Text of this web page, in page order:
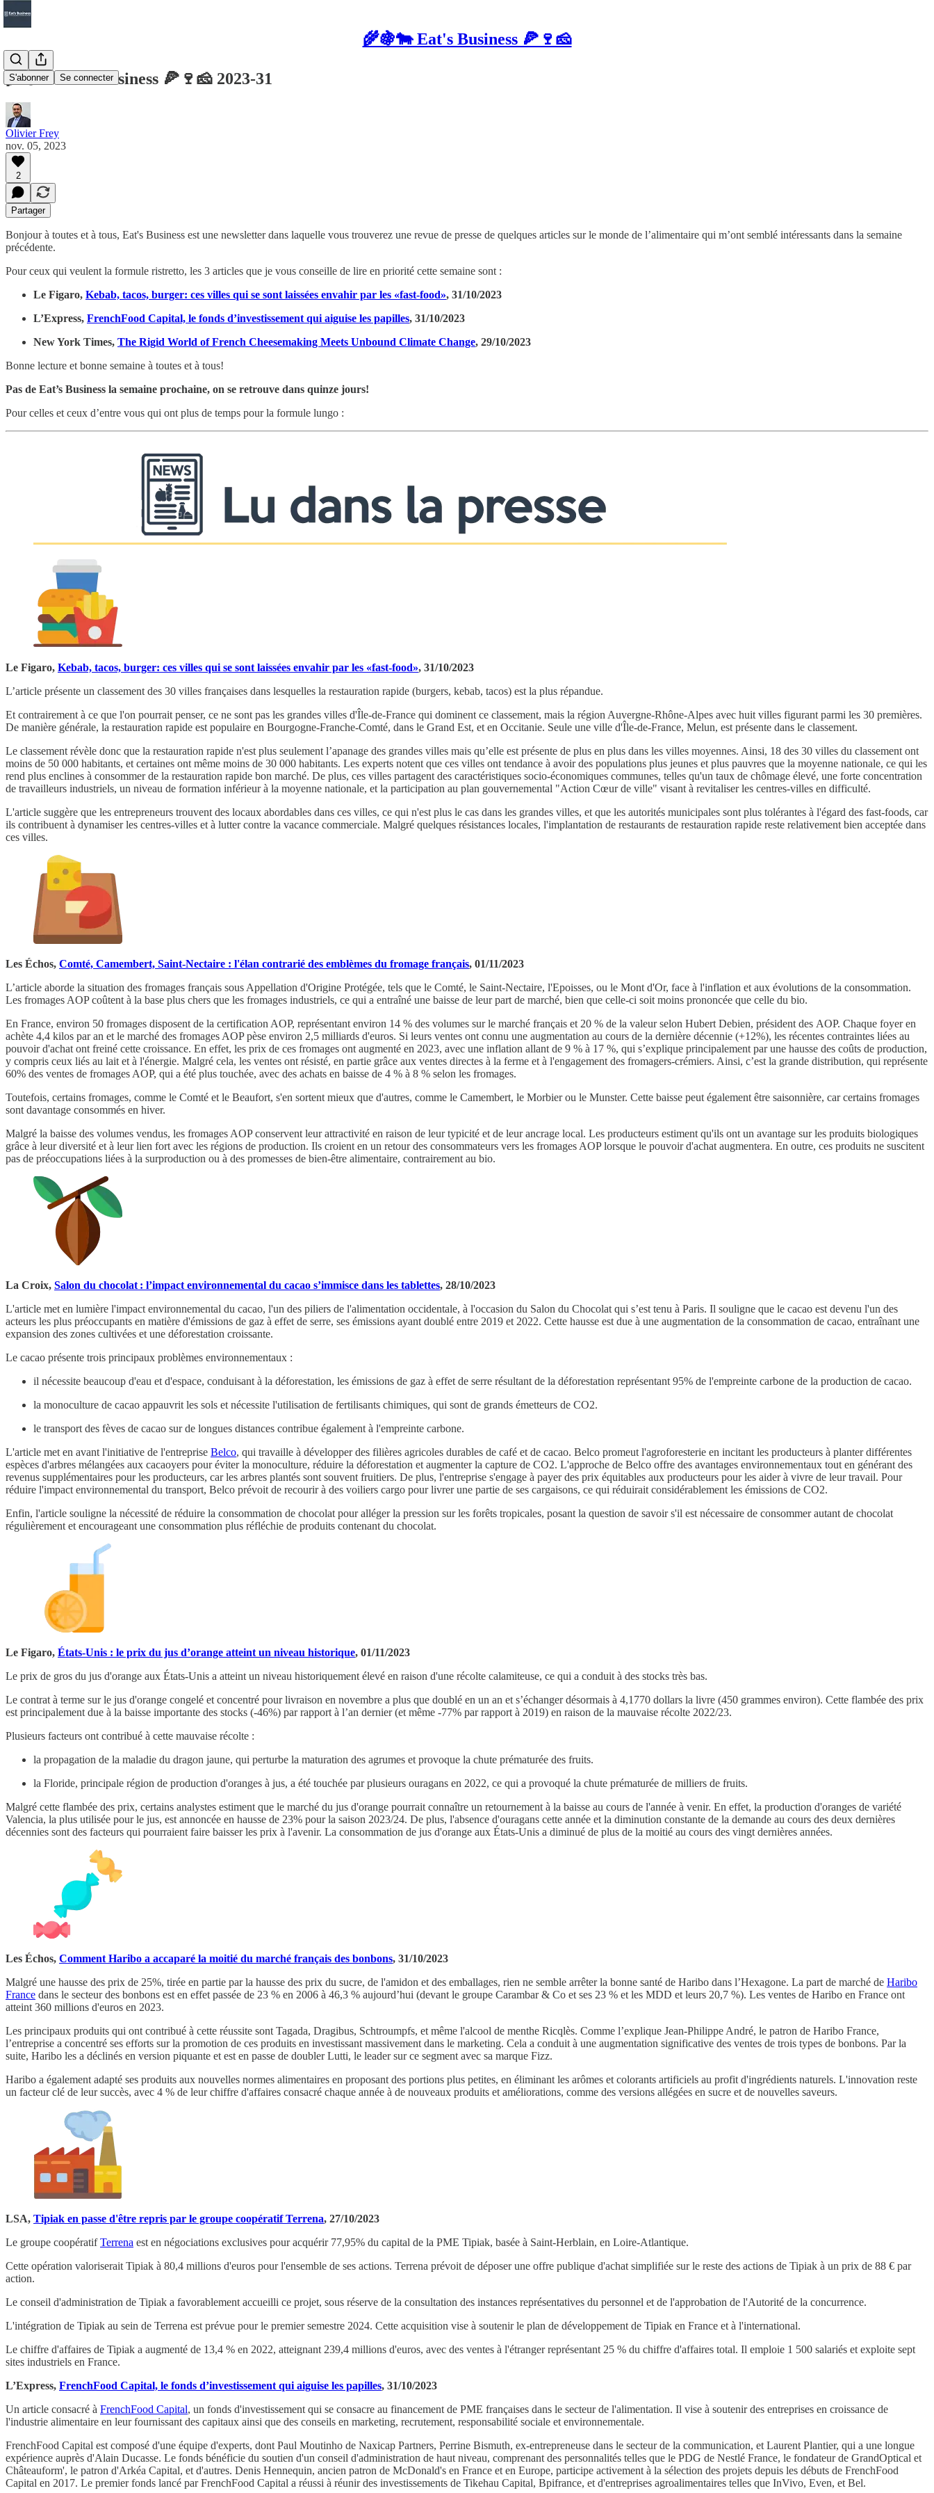
🌾🍇🐄 Eat's Business 🍕🍷🧀
S'abonner Se connecter
🌾🍇🐄 Eat's business 🍕🍷🧀 2023-31
Olivier Frey
nov. 05, 2023
2
Partager
Bonjour à toutes et à tous, Eat's Business est une newsletter dans laquelle vous trouverez une revue de presse de quelques articles sur le monde de l’alimentaire qui m’ont semblé intéressants dans la semaine
précédente.
Pour ceux qui veulent la formule ristretto, les 3 articles que je vous conseille de lire en priorité cette semaine sont :
Le Figaro, Kebab, tacos, burger: ces villes qui se sont laissées envahir par les «fast-food», 31/10/2023
L’Express, FrenchFood Capital, le fonds d’investissement qui aiguise les papilles, 31/10/2023
New York Times, The Rigid World of French Cheesemaking Meets Unbound Climate Change, 29/10/2023
Bonne lecture et bonne semaine à toutes et à tous!
Pas de Eat’s Business la semaine prochaine, on se retrouve dans quinze jours!
Pour celles et ceux d’entre vous qui ont plus de temps pour la formule lungo :
Le Figaro, Kebab, tacos, burger: ces villes qui se sont laissées envahir par les «fast-food», 31/10/2023
L’article présente un classement des 30 villes françaises dans lesquelles la restauration rapide (burgers, kebab, tacos) est la plus répandue.
Et contrairement à ce que l'on pourrait penser, ce ne sont pas les grandes villes d'Île-de-France qui dominent ce classement, mais la région Auvergne-Rhône-Alpes avec huit villes figurant parmi les 30 premières.
De manière générale, la restauration rapide est populaire en Bourgogne-Franche-Comté, dans le Grand Est, et en Occitanie. Seule une ville d'Île-de-France, Melun, est présente dans le classement.
Le classement révèle donc que la restauration rapide n'est plus seulement l’apanage des grandes villes mais qu’elle est présente de plus en plus dans les villes moyennes. Ainsi, 18 des 30 villes du classement ont
moins de 50 000 habitants, et certaines ont même moins de 30 000 habitants. Les experts notent que ces villes ont tendance à avoir des populations plus jeunes et plus pauvres que la moyenne nationale, ce qui les
rend plus enclines à consommer de la restauration rapide bon marché. De plus, ces villes partagent des caractéristiques socio-économiques communes, telles qu'un taux de chômage élevé, une forte concentration
de travailleurs industriels, un niveau de formation inférieur à la moyenne nationale, et la participation au plan gouvernemental "Action Cœur de ville" visant à revitaliser les centres-villes en difficulté.
L'article suggère que les entrepreneurs trouvent des locaux abordables dans ces villes, ce qui n'est plus le cas dans les grandes villes, et que les autorités municipales sont plus tolérantes à l'égard des fast-foods, car
ils contribuent à dynamiser les centres-villes et à lutter contre la vacance commerciale. Malgré quelques résistances locales, l'implantation de restaurants de restauration rapide reste relativement bien acceptée dans
ces villes.
Les Échos, Comté, Camembert, Saint-Nectaire : l'élan contrarié des emblèmes du fromage français, 01/11/2023
L’article aborde la situation des fromages français sous Appellation d'Origine Protégée, tels que le Comté, le Saint-Nectaire, l'Epoisses, ou le Mont d'Or, face à l'inflation et aux évolutions de la consommation.
Les fromages AOP coûtent à la base plus chers que les fromages industriels, ce qui a entraîné une baisse de leur part de marché, bien que celle-ci soit moins prononcée que celle du bio.
En France, environ 50 fromages disposent de la certification AOP, représentant environ 14 % des volumes sur le marché français et 20 % de la valeur selon Hubert Debien, président des AOP. Chaque foyer en
achète 4,4 kilos par an et le marché des fromages AOP pèse environ 2,5 milliards d'euros. Si leurs ventes ont connu une augmentation au cours de la dernière décennie (+12%), les récentes contraintes liées au
pouvoir d'achat ont freiné cette croissance. En effet, les prix de ces fromages ont augmenté en 2023, avec une inflation allant de 9 % à 17 %, qui s’explique principalement par une hausse des coûts de production,
y compris ceux liés au lait et à l'énergie. Malgré cela, les ventes ont résisté, en partie grâce aux ventes directes à la ferme et à l'engagement des fromagers-crémiers. Ainsi, c’est la grande distribution, qui représente
60% des ventes de fromages AOP, qui a été plus touchée, avec des achats en baisse de 4 % à 8 % selon les fromages.
Toutefois, certains fromages, comme le Comté et le Beaufort, s'en sortent mieux que d'autres, comme le Camembert, le Morbier ou le Munster. Cette baisse peut également être saisonnière, car certains fromages
sont davantage consommés en hiver.
Malgré la baisse des volumes vendus, les fromages AOP conservent leur attractivité en raison de leur typicité et de leur ancrage local. Les producteurs estiment qu'ils ont un avantage sur les produits biologiques
grâce à leur diversité et à leur lien fort avec les régions de production. Ils croient en un retour des consommateurs vers les fromages AOP lorsque le pouvoir d'achat augmentera. En outre, ces produits ne suscitent
pas de préoccupations liées à la surproduction ou à des promesses de bien-être alimentaire, contrairement au bio.
La Croix, Salon du chocolat : l’impact environnemental du cacao s’immisce dans les tablettes, 28/10/2023
L'article met en lumière l'impact environnemental du cacao, l'un des piliers de l'alimentation occidentale, à l'occasion du Salon du Chocolat qui s’est tenu à Paris. Il souligne que le cacao est devenu l'un des
acteurs les plus préoccupants en matière d'émissions de gaz à effet de serre, ses émissions ayant doublé entre 2019 et 2022. Cette hausse est due à une augmentation de la consommation de cacao, entraînant une
expansion des zones cultivées et une déforestation croissante.
Le cacao présente trois principaux problèmes environnementaux :
il nécessite beaucoup d'eau et d'espace, conduisant à la déforestation, les émissions de gaz à effet de serre résultant de la déforestation représentant 95% de l'empreinte carbone de la production de cacao.
la monoculture de cacao appauvrit les sols et nécessite l'utilisation de fertilisants chimiques, qui sont de grands émetteurs de CO2.
le transport des fèves de cacao sur de longues distances contribue également à l'empreinte carbone.
L'article met en avant l'initiative de l'entreprise Belco, qui travaille à développer des filières agricoles durables de café et de cacao. Belco promeut l'agroforesterie en incitant les producteurs à planter différentes
espèces d'arbres mélangées aux cacaoyers pour éviter la monoculture, réduire la déforestation et augmenter la capture de CO2. L'approche de Belco offre des avantages environnementaux tout en générant des
revenus supplémentaires pour les producteurs, car les arbres plantés sont souvent fruitiers. De plus, l'entreprise s'engage à payer des prix équitables aux producteurs pour les aider à vivre de leur travail. Pour
réduire l'impact environnemental du transport, Belco prévoit de recourir à des voiliers cargo pour livrer une partie de ses cargaisons, ce qui réduirait considérablement les émissions de CO2.
Enfin, l'article souligne la nécessité de réduire la consommation de chocolat pour alléger la pression sur les forêts tropicales, posant la question de savoir s'il est nécessaire de consommer autant de chocolat
régulièrement et encourageant une consommation plus réfléchie de produits contenant du chocolat.
Le Figaro, États-Unis : le prix du jus d’orange atteint un niveau historique, 01/11/2023
Le prix de gros du jus d'orange aux États-Unis a atteint un niveau historiquement élevé en raison d'une récolte calamiteuse, ce qui a conduit à des stocks très bas.
Le contrat à terme sur le jus d'orange congelé et concentré pour livraison en novembre a plus que doublé en un an et s’échanger désormais à 4,1770 dollars la livre (450 grammes environ). Cette flambée des prix
est principalement due à la baisse importante des stocks (-46%) par rapport à l’an dernier (et même -77% par rapport à 2019) en raison de la mauvaise récolte 2022/23.
Plusieurs facteurs ont contribué à cette mauvaise récolte :
la propagation de la maladie du dragon jaune, qui perturbe la maturation des agrumes et provoque la chute prématurée des fruits.
la Floride, principale région de production d'oranges à jus, a été touchée par plusieurs ouragans en 2022, ce qui a provoqué la chute prématurée de milliers de fruits.
Malgré cette flambée des prix, certains analystes estiment que le marché du jus d'orange pourrait connaître un retournement à la baisse au cours de l'année à venir. En effet, la production d'oranges de variété
Valencia, la plus utilisée pour le jus, est annoncée en hausse de 23% pour la saison 2023/24. De plus, l'absence d'ouragans cette année et la diminution constante de la demande au cours des deux dernières
décennies sont des facteurs qui pourraient faire baisser les prix à l'avenir. La consommation de jus d'orange aux États-Unis a diminué de plus de la moitié au cours des vingt dernières années.
Les Échos, Comment Haribo a accaparé la moitié du marché français des bonbons, 31/10/2023
Malgré une hausse des prix de 25%, tirée en partie par la hausse des prix du sucre, de l'amidon et des emballages, rien ne semble arrêter la bonne santé de Haribo dans l’Hexagone. La part de marché de Haribo
France dans le secteur des bonbons est en effet passée de 23 % en 2006 à 46,3 % aujourd’hui (devant le groupe Carambar & Co et ses 23 % et les MDD et leurs 20,7 %). Les ventes de Haribo en France ont
atteint 360 millions d'euros en 2023.
Les principaux produits qui ont contribué à cette réussite sont Tagada, Dragibus, Schtroumpfs, et même l'alcool de menthe Ricqlès. Comme l’explique Jean-Philippe André, le patron de Haribo France,
l’entreprise a concentré ses efforts sur la promotion de ces produits en investissant massivement dans le marketing. Cela a conduit à une augmentation significative des ventes de trois types de bonbons. Par la
suite, Haribo les a déclinés en version piquante et est en passe de doubler Lutti, le leader sur ce segment avec sa marque Fizz.
Haribo a également adapté ses produits aux nouvelles normes alimentaires en proposant des portions plus petites, en éliminant les arômes et colorants artificiels au profit d'ingrédients naturels. L'innovation reste
un facteur clé de leur succès, avec 4 % de leur chiffre d'affaires consacré chaque année à de nouveaux produits et améliorations, comme des versions allégées en sucre et de nouvelles saveurs.
LSA, Tipiak en passe d'être repris par le groupe coopératif Terrena, 27/10/2023
Le groupe coopératifTerrena est en négociations exclusives pour acquérir 77,95% du capital de la PME Tipiak, basée à Saint-Herblain, en Loire-Atlantique.
Cette opération valoriserait Tipiak à 80,4 millions d'euros pour l'ensemble de ses actions. Terrena prévoit de déposer une offre publique d'achat simplifiée sur le reste des actions de Tipiak à un prix de 88 € par
action.
Le conseil d'administration de Tipiak a favorablement accueilli ce projet, sous réserve de la consultation des instances représentatives du personnel et de l'approbation de l'Autorité de la concurrence.
L'intégration de Tipiak au sein de Terrena est prévue pour le premier semestre 2024. Cette acquisition vise à soutenir le plan de développement de Tipiak en France et à l'international.
Le chiffre d'affaires de Tipiak a augmenté de 13,4 % en 2022, atteignant 239,4 millions d'euros, avec des ventes à l'étranger représentant 25 % du chiffre d'affaires total. Il emploie 1 500 salariés et exploite sept
sites industriels en France.
L’Express, FrenchFood Capital, le fonds d’investissement qui aiguise les papilles, 31/10/2023
Un article consacré à FrenchFood Capital, un fonds d'investissement qui se consacre au financement de PME françaises dans le secteur de l'alimentation. Il vise à soutenir des entreprises en croissance de
l'industrie alimentaire en leur fournissant des capitaux ainsi que des conseils en marketing, recrutement, responsabilité sociale et environnementale.
FrenchFood Capital est composé d'une équipe d'experts, dont Paul Moutinho de Naxicap Partners, Perrine Bismuth, ex-entrepreneuse dans le secteur de la communication, et Laurent Plantier, qui a une longue
expérience auprès d'Alain Ducasse. Le fonds bénéficie du soutien d'un conseil d'administration de haut niveau, comprenant des personnalités telles que le PDG de Nestlé France, le fondateur de GrandOptical et
Châteauform', le patron d'Arkéa Capital, et d'autres. Denis Hennequin, ancien patron de McDonald's en France et en Europe, participe activement à la sélection des projets depuis les débuts de FrenchFood
Capital en 2017. Le premier fonds lancé par FrenchFood Capital a réussi à réunir des investissements de Tikehau Capital, Bpifrance, et d'entreprises agroalimentaires telles que InVivo, Even, et Bel.